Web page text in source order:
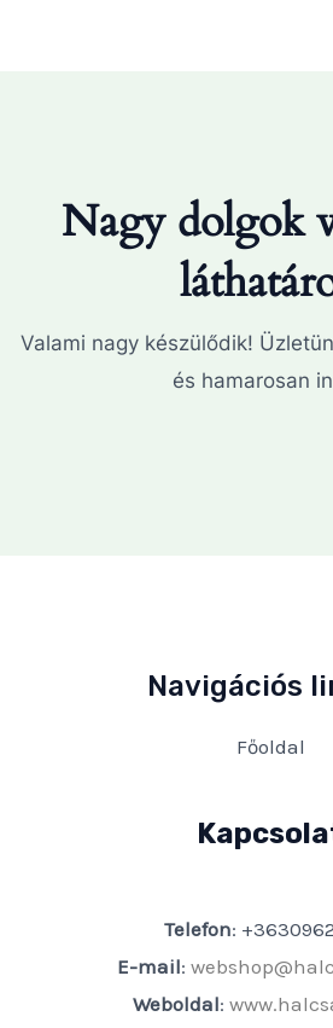
Nagy dolgok
Valami nagy készülődik!
és hamarosan
Navigációs
Főoldal
Telefon:
E-mail:
Weboldal: